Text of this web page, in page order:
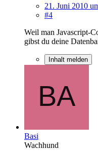
21. Juni 2010
#4
Weil man Javascript-
gibst du deine
Inhalt melden
Basi
Wachhund